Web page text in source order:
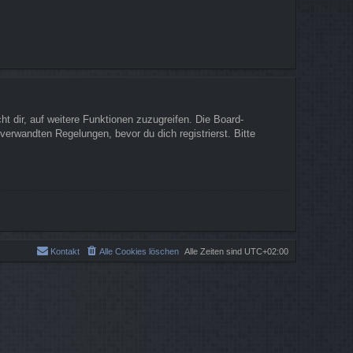
dir, auf weitere Funktionen zuzugreifen. Die Board-
Regelungen, bevor du dich registrierst. Bitte
Alle Zeiten sind UTC+02:00
Alle Cookies löschen
Kontakt